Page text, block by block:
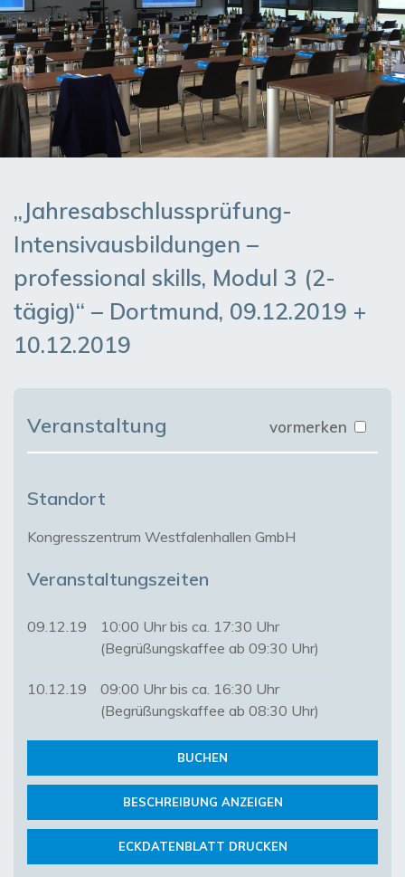
„Jahresabschlussprüfung-
Intensivausbildungen –
professional skills, Modul 3 (2-
tägig)“ – Dortmund, 09.12.2019 +
10.12.2019
Veranstaltung vormerken
Standort
Kongresszentrum Westfalenhallen GmbH
Veranstaltungszeiten
09.12.19
10:00 Uhr bis ca. 17:30 Uhr
(Begrüßungskaffee ab 09:30 Uhr)
10.12.19
09:00 Uhr bis ca. 16:30 Uhr
(Begrüßungskaffee ab 08:30 Uhr)
BUCHEN
BESCHREIBUNG ANZEIGEN
ECKDATENBLATT DRUCKEN